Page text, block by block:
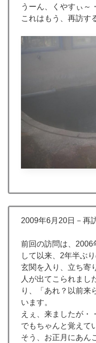
うーん、くやすぃ～
これはもう、再訪す
2009年6月20日－再
前回の訪問は、2006
して以来、2年半ぶり
玄関を入り、立ち寄
人が出てこられまし
り、「あれ？以前来
います。
えぇ、来ましたが・
でもちゃんと覚えて
そう、お正月にあん